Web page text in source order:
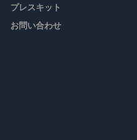
プレスキット
お問い合わせ